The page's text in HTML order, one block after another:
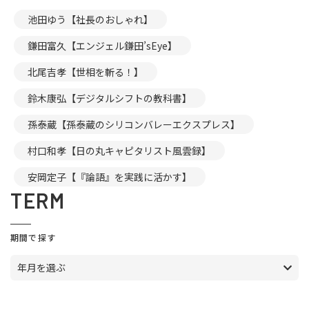
池田ゆう【社長のおしゃれ】
鎌田富久【エンジェル鎌田’sEye】
北尾吉孝【世相を斬る！】
鈴木康弘【デジタルシフトの教科書】
孫泰蔵【孫泰蔵のシリコンバレーエクスプレス】
村口和孝【日の丸キャピタリスト風雲録】
安岡定子【『論語』を実践に活かす】
TERM
期間で探す
年月を選ぶ